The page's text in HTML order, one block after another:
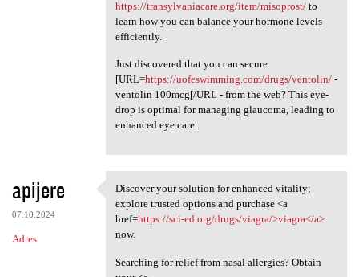
https://transylvaniacare.org/item/misoprost/to
learn how you can balance your hormone levels
efficiently.
Just discovered that you can secure
[URL=https://uofeswimming.com/drugs/ventolin/-
ventolin 100mcg[/URL - from the web? This eye-
drop is optimal for managing glaucoma, leading to
enhanced eye care.
apijere
07.10.2024
Adres
Discover your solution for
Discover your solution for enhanced vitality;
explore trusted options and purchase <a
href=https://sci-ed.org/drugs/viagra/>viagra</a>
now.
Searching for relief from nasal allergies? Obtain